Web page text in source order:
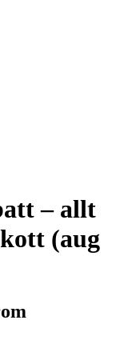
– allt
(aug